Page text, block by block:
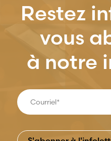
Restez
vous
à notre